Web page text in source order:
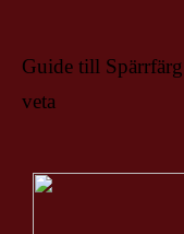
Guide till
veta